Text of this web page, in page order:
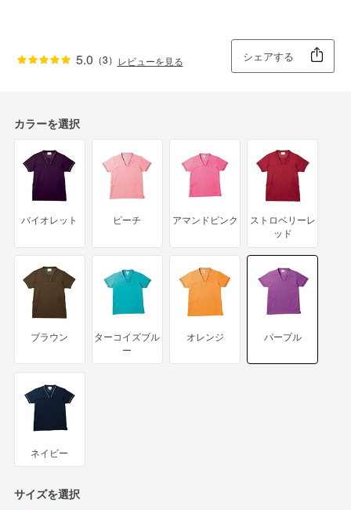
5.0 （3） レビューを見る シェアする
カラーを選択
バイオレット ピーチ アマンドピンク
ストロベリーレ
ッド
ブラウン
ターコイズブル
ー
オレンジ パープル
ネイビー
サイズを選択